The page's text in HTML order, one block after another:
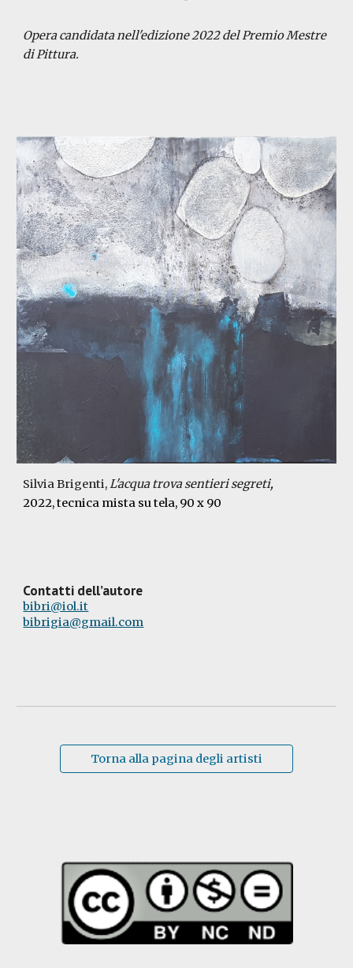
Opera candidatanell'edizione 2022 del Premio Mestre
di Pittura.
Silvia Brigenti,L'acqua trova sentieri segreti,
2022, tecnica mista su tela, 90 x 90
Contatti dell’autore
bibri@iol.it
bibrigia@gmail.com
Torna alla pagina degli artisti